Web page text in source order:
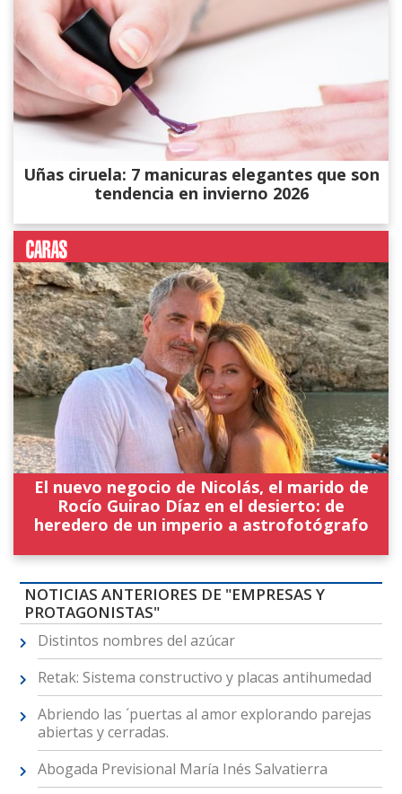
Uñas ciruela: 7 manicuras elegantes que son
tendencia en invierno 2026
El nuevo negocio de Nicolás, el marido de
Rocío Guirao Díaz en el desierto: de
heredero de un imperio a astrofotógrafo
NOTICIAS ANTERIORES DE "EMPRESAS Y
PROTAGONISTAS"
Distintos nombres del azúcar
Retak: Sistema constructivo y placas antihumedad
Abriendo las ´puertas al amor explorando parejas
abiertas y cerradas.
Abogada Previsional María Inés Salvatierra